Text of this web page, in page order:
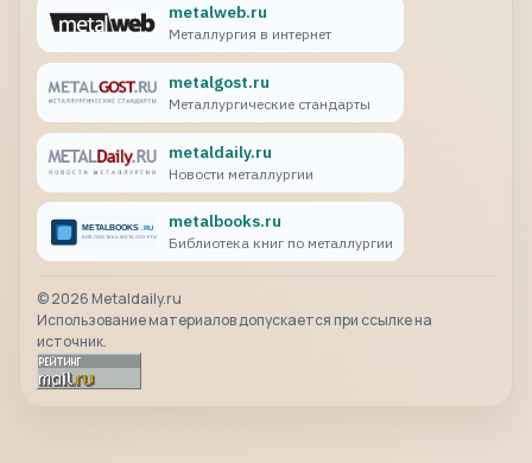
metalweb.ru
Металлургия в интернет
metalgost.ru
Металлургические стандарты
metaldaily.ru
Новости металлургии
metalbooks.ru
Библиотека книг по металлургии
©2026 Metaldaily.ru
Использование материалов допускается при ссылке на
источник.